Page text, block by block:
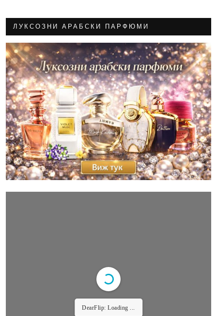
ЛУКСОЗНИ АРАБСКИ ПАРФЮМИ
DearFlip: Loading ...